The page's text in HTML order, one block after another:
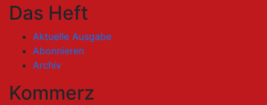
Das Heft
Aktuelle Ausgabe
Abonnieren
Archiv
Kommerz